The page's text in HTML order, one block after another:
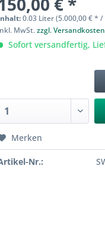
0.03 Liter (5.000,00 € *
MwSt.zzgl. Versandkosten
Sofort versandfertig,
Merken
Nr.: